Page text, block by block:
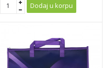
Dodaj u korpu